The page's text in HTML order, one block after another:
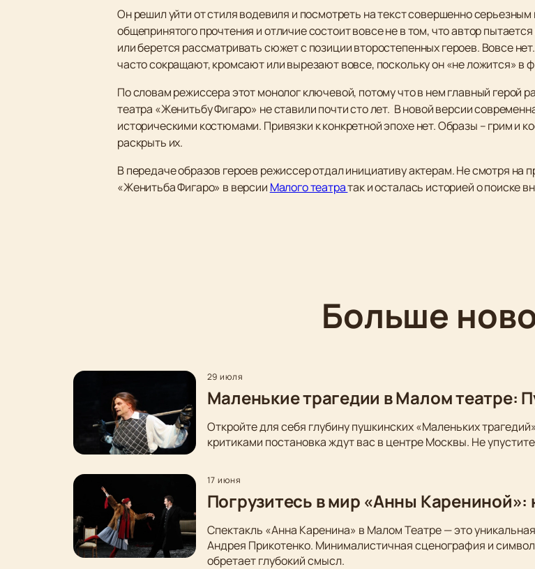
Он решил уйти от стиля водевиля и посмотреть на текст совершенно
общепринятого прочтения и отличие состоит вовсе не в том, что автор
или берется рассматривать сюжет с позиции второстепенных героев. Вовсе
часто сокращают, кромсают или вырезают вовсе, поскольку он «не ложится» в
По словам режиссера этот монолог ключевой, потому что в нем главный
театра «Женитьбу Фигаро» не ставили почти сто лет. В новой версии
историческими костюмами. Привязки к конкретной эпохе нет. Образы – грим и
раскрыть их.
В передаче образов героев режиссер отдал инициативу актерам. Не смотря
«Женитьба Фигаро» в версии Малого театратак и осталась историей о поиске
Больше
29 июля
Маленькие трагедии в Малом театре:
Откройте для себя глубину пушкинских «Маленьких
критиками постановка ждут вас в центре Москвы. Не
17 июня
Погрузитесь в мир «Анны
Спектакль «Анна Каренина» в Малом Театре — это
Андрея Прикотенко. Минималистичная сценография и
обретает глубокий смысл.